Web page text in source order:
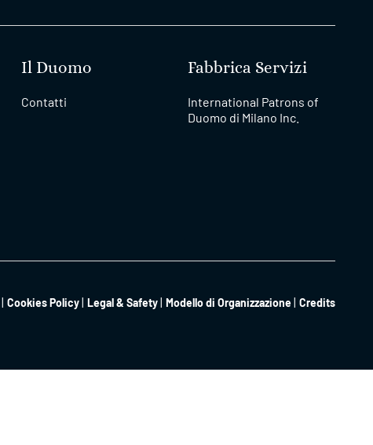
Il Duomo
Contatti
Fabbrica Servizi
International Patrons of
Duomo di Milano Inc.
Cookies Policy Legal & Safety Modello di Organizzazione Credits